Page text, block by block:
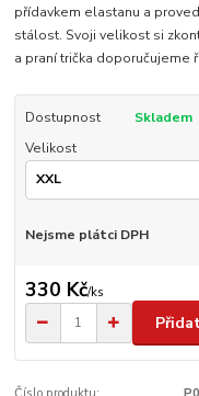
přídavkem elastanu a
stálost. Svoji velikost si
a praní trička doporučujeme
Dostupnost
Skladem
Velikost
Nejsme plátci DPH
330 Kč/ks